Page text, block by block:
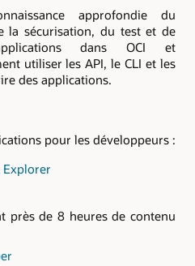
approfondie du
la sécurisation, du test et de
dans OCI et
utiliser les API, le CLI et les
des applications.
pour les développeurs :
Explorer
près de 8 heures de contenu